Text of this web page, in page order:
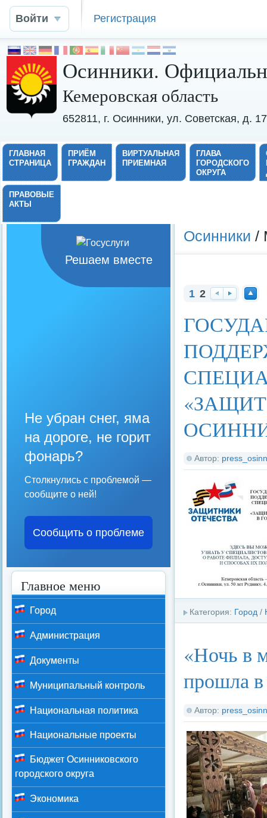
Войти Регистрация
Осинники.
Кемеровская область
652811, г. Осинники, ул. Советская, д.
ГЛАВНАЯ
СТРАНИЦА
ПРИЁМ
ГРАЖДАН
ВИРТУАЛЬНАЯ
ПРИЕМНАЯ
ГЛАВА
ГОРОДСКОГО
ОКРУГА
ПРАВОВЫЕ
АКТЫ
Осинники /
1 2
за
д
ер
ед
ве
рх
Автор:
Категория: Город /
«Ночь в
прошла в
Автор:
Решаем вместе
Не убран снег, яма
на дороге, не горит
фонарь?
Столкнулись с проблемой —
сообщите о ней!
Сообщить о проблеме
Главное меню
Город
Администрация
Документы
Муниципальный контроль
Национальная политика
Национальные проекты
Бюджет Осинниковского
городского округа
Экономика